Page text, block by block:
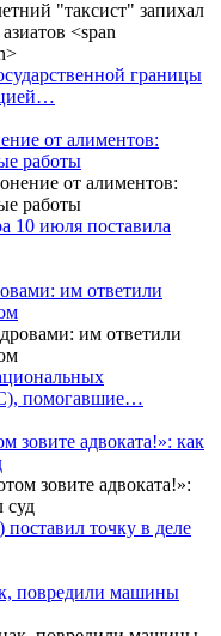
границы
от алиментов:
работы
10 июля поставила
им ответили
помогавшие…
зовите адвоката!»: как
точку в деле
повредили машины